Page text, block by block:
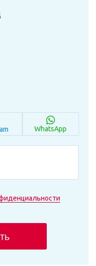
WhatsApp